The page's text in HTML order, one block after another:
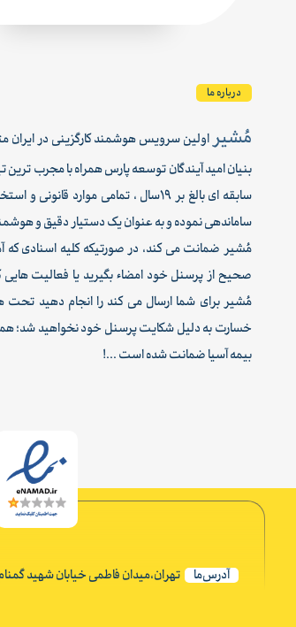
درباره ما
مُشیراولین سرویس هوشمند کارگزینی در
بنیان امید آیندگان توسعه پارس همراه با مجرب ترین
سابقه ای بالغ بر 19سال ، تمامی موارد
ساماندهی نموده و به عنوان یک دستیار دقیق و
مُشیر ضمانت می کند، در صورتیکه کلیه اسنادی که
صحیح از پرسنل خود امضاء بگیرید یا فعالیت هایی
مُشیر برای شما ارسال می کند را انجام دهید
خسارت به دلیل شکایت پرسنل خود نخواهید شد؛
بیمه آسیا ضمانت شده است ...!
آدرس‌ما تهران،میدان فاطمی خیابان شهید گمنام پلاک